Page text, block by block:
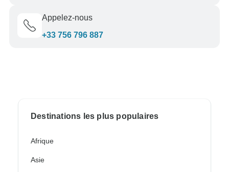
Appelez-nous
+33 756 796 887
Destinations les plus populaires
Afrique
Asie